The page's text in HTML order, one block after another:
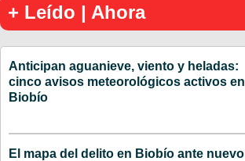
+ Leído | Ahora
Anticipan aguanieve, viento y heladas:
cinco avisos meteorológicos activos en
Biobío
El mapa del delito en Biobío ante nuevo